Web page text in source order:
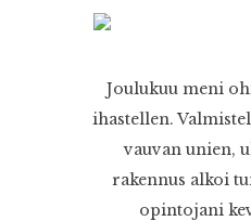
Joulukuu meni
ihastellen.
vauvan unien,
rakennus alkoi
opintojani